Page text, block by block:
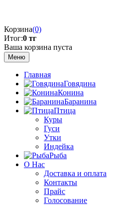
Корзина(0)
Итог:0 тг
Ваша корзина пуста
Меню
Главная
Говядина
Конина
Баранина
Птица
Куры
Гуси
Утки
Индейка
Рыба
О Нас
Доставка и оплата
Контакты
Прайс
Голосование